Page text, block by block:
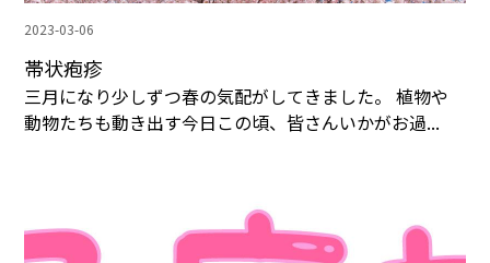
2023-03-06
帯状疱疹
三月になり少しずつ春の気配がしてきました。 植物や
動物たちも動き出す今日この頃、皆さんいかがお過...